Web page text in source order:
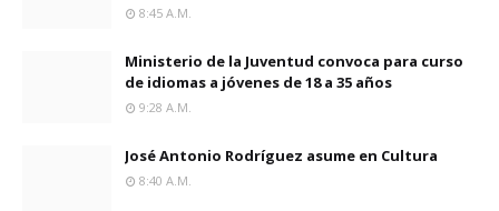
8:45 A.m.
Ministerio de la Juventud convoca para curso
de idiomas a jóvenes de 18 a 35 años
9:28 A.m.
José Antonio Rodríguez asume en Cultura
8:40 A.m.